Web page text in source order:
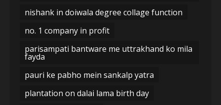
nishank in doiwala degree collage function
no. 1 company in profit
parisampati bantware me uttrakhand ko mila
fayda
pauri ke pabho mein sankalp yatra
plantation on dalai lama birth day